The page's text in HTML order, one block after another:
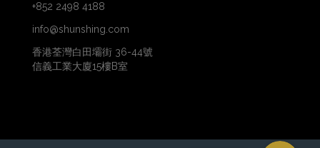
+852 2498 4188
info@shunshing.com
香港荃灣白田壩街 36-44號
信義工業大廈15樓B室
WhatsApp